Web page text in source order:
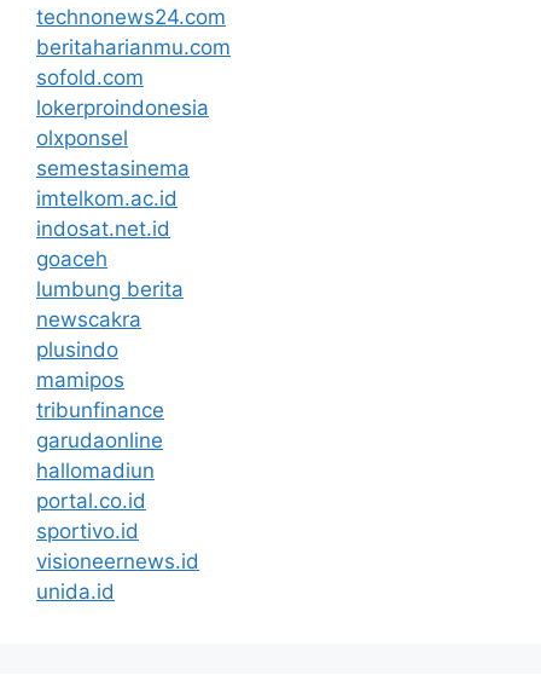
technonews24.com
beritaharianmu.com
sofold.com
lokerproindonesia
olxponsel
semestasinema
imtelkom.ac.id
indosat.net.id
goaceh
lumbung berita
newscakra
plusindo
mamipos
tribunfinance
garudaonline
hallomadiun
portal.co.id
sportivo.id
visioneernews.id
unida.id